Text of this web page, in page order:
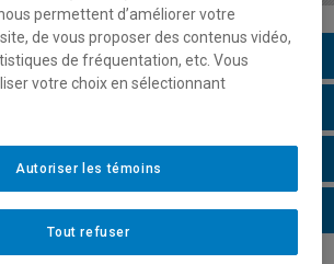
2026
permettent d’améliorer votre
de vous proposer des contenus vidéo,
de fréquentation, etc. Vous
votre choix en sélectionnant
Tout refuser
Autoriser les témoins